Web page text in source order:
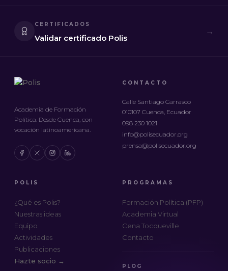
CERTIFICADOS
Validar certificado Polis
→
Academia de Formación
Política. Desde Cuenca, con
vocación latinoamericana.
CONTACTO
Calle Santiago Carrasco
010107 Cuenca, Ecuador
098 230 1021
info@polisecuador.org
prensa@polisecuador.org
POLIS
¿Qué es Polis?
Nuestras ideas
Equipo
Actividades
Publicaciones
Hazte socio →
PROGRAMAS
Formación Política (PFP)
Academia Virtual
Cena Tocqueville
Contacto
PLOG